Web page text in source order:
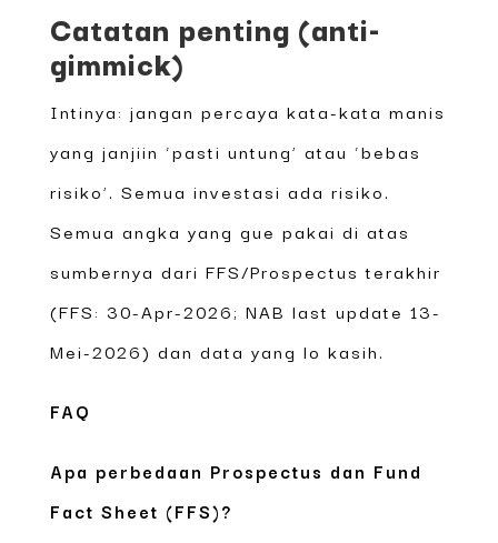
Catatan penting (anti-
gimmick)
Intinya: jangan percaya kata-kata manis
yang janjiin ‘pasti untung’ atau ‘bebas
risiko’. Semua investasi ada risiko.
Semua angka yang gue pakai di atas
sumbernya dari FFS/Prospectus terakhir
(FFS: 30-Apr-2026; NAB last update 13-
Mei-2026) dan data yang lo kasih.
FAQ
Apa perbedaan Prospectus dan Fund
Fact Sheet (FFS)?